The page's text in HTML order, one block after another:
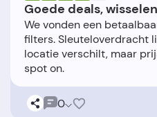
Goede deals,
We vonden een
filters. Sleuteloverdracht
locatie verschilt, maar
0